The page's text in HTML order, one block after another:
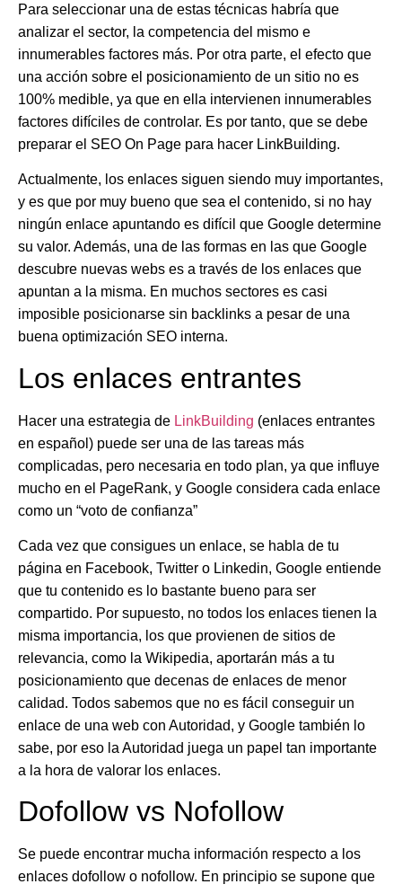
Para seleccionar una de estas técnicas habría que
analizar el sector, la competencia del mismo e
innumerables factores más. Por otra parte, el efecto que
una acción sobre el posicionamiento de un sitio no es
100% medible, ya que en ella intervienen innumerables
factores difíciles de controlar. Es por tanto, que se debe
preparar el SEO On Page para hacer LinkBuilding.
Actualmente, los enlaces siguen siendo muy importantes,
y es que por muy bueno que sea el contenido, si no hay
ningún enlace apuntando es difícil que Google determine
su valor. Además, una de las formas en las que Google
descubre nuevas webs es a través de los enlaces que
apuntan a la misma. En muchos sectores es casi
imposible posicionarse sin backlinks a pesar de una
buena optimización SEO interna.
Los enlaces entrantes
Hacer una estrategia de LinkBuilding (enlaces entrantes
en español) puede ser una de las tareas más
complicadas, pero necesaria en todo plan, ya que influye
mucho en el PageRank, y Google considera cada enlace
como un “voto de confianza”
Cada vez que consigues un enlace, se habla de tu
página en Facebook, Twitter o Linkedin, Google entiende
que tu contenido es lo bastante bueno para ser
compartido. Por supuesto, no todos los enlaces tienen la
misma importancia, los que provienen de sitios de
relevancia, como la Wikipedia, aportarán más a tu
posicionamiento que decenas de enlaces de menor
calidad. Todos sabemos que no es fácil conseguir un
enlace de una web con Autoridad, y Google también lo
sabe, por eso la Autoridad juega un papel tan importante
a la hora de valorar los enlaces.
Dofollow vs Nofollow
Se puede encontrar mucha información respecto a los
enlaces dofollow o nofollow. En principio se supone que